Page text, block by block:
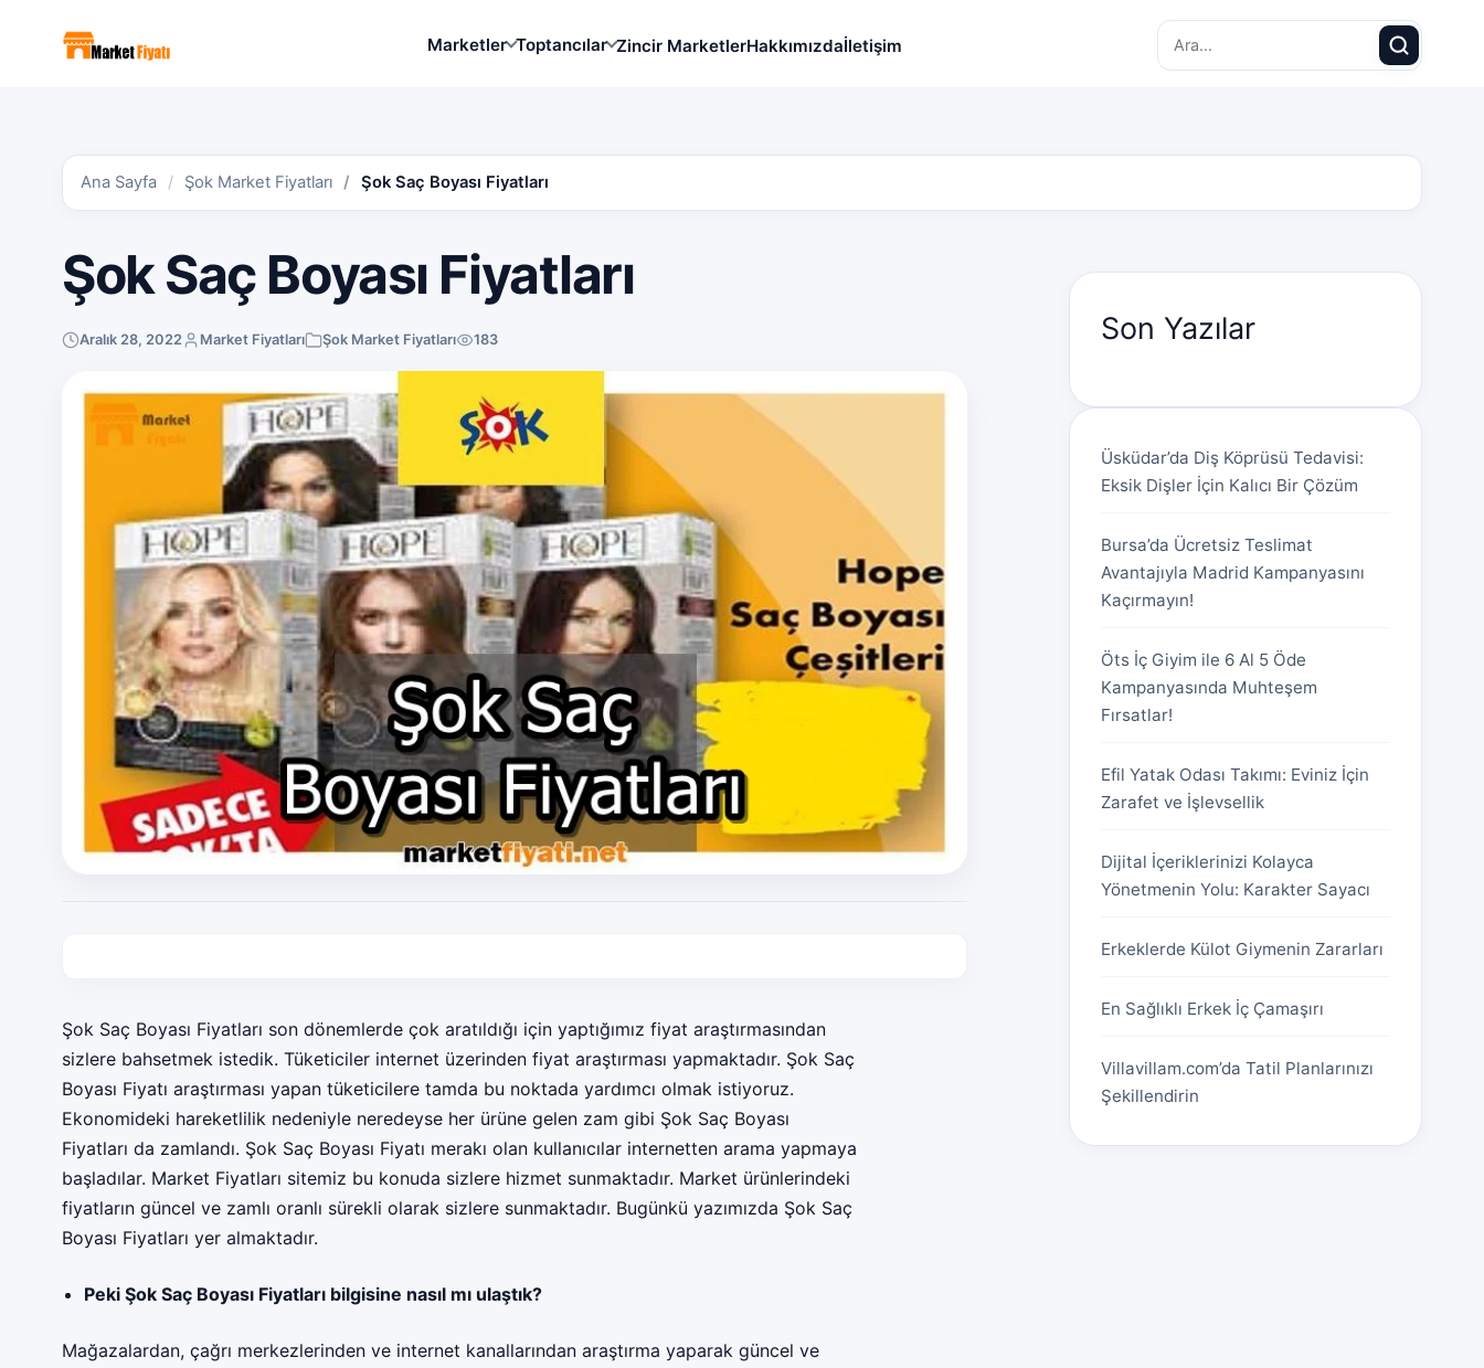
Marketler Toptancılar Zincir MarketlerHakkımızdaİletişim Search for:
Ana Sayfa Şok Market Fiyatları Şok Saç Boyası Fiyatları
Şok Saç Boyası Fiyatları
Aralık 28, 2022 Market Fiyatları Şok Market Fiyatları 183
Şok Saç Boyası Fiyatları son dönemlerde çok aratıldığı için yaptığımız fiyat araştırmasından
sizlere bahsetmek istedik. Tüketiciler internet üzerinden fiyat araştırması yapmaktadır. Şok Saç
Boyası Fiyatı araştırması yapan tüketicilere tamda bu noktada yardımcı olmak istiyoruz.
Ekonomideki hareketlilik nedeniyle neredeyse her ürüne gelen zam gibi Şok Saç Boyası
Fiyatları da zamlandı. Şok Saç Boyası Fiyatı merakı olan kullanıcılar internetten arama yapmaya
başladılar. Market Fiyatları sitemiz bu konuda sizlere hizmet sunmaktadır. Market ürünlerindeki
fiyatların güncel ve zamlı oranlı sürekli olarak sizlere sunmaktadır. Bugünkü yazımızda Şok Saç
Boyası Fiyatları yer almaktadır.
Peki Şok Saç Boyası Fiyatları bilgisine nasıl mı ulaştık?
Mağazalardan, çağrı merkezlerinden ve internet kanallarından araştırma yaparak güncel ve
Son Yazılar
Üsküdar’da Diş Köprüsü Tedavisi:
Eksik Dişler İçin Kalıcı Bir Çözüm
Bursa’da Ücretsiz Teslimat
Avantajıyla Madrid Kampanyasını
Kaçırmayın!
Öts İç Giyim ile 6 Al 5 Öde
Kampanyasında Muhteşem
Fırsatlar!
Efil Yatak Odası Takımı: Eviniz İçin
Zarafet ve İşlevsellik
Dijital İçeriklerinizi Kolayca
Yönetmenin Yolu: Karakter Sayacı
Erkeklerde Külot Giymenin Zararları
En Sağlıklı Erkek İç Çamaşırı
Villavillam.com’da Tatil Planlarınızı
Şekillendirin